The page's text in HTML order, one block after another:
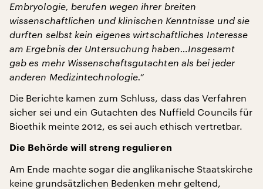
Embryologie, berufen wegen ihrer breiten
wissenschaftlichen und klinischen Kenntnisse und sie
durften selbst kein eigenes wirtschaftliches Interesse
am Ergebnis der Untersuchung haben…Insgesamt
gab es mehr Wissenschaftsgutachten als bei jeder
anderen Medizintechnologie.“
Die Berichte kamen zum Schluss, dass das Verfahren
sicher sei und ein Gutachten des Nuffield Councils für
Bioethik meinte 2012, es sei auch ethisch vertretbar.
Die Behörde will streng regulieren
Am Ende machte sogar die anglikanische Staatskirche
keine grundsätzlichen Bedenken mehr geltend,